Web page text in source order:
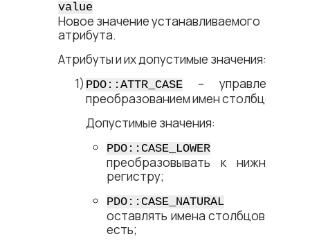
value
Новое значение устанавливаемого
атрибута.
Атрибуты и их допустимые значения:
PDO::ATTR_CASE
– управление
преобразованием имен столбцов.
Допустимые значения:
PDO::CASE_LOWER
преобразовывать к нижнему
регистру;
PDO::CASE_NATURAL
оставлять имена столбцов как
есть;